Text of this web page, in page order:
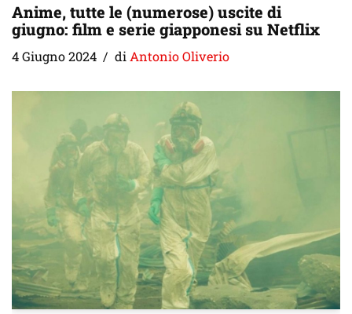
Anime, tutte le (numerose) uscite di
giugno: film e serie giapponesi su Netflix
4 Giugno 2024 di Antonio Oliverio